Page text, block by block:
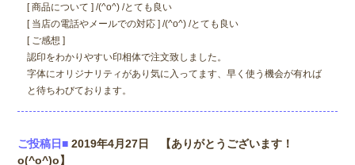
[ 商品について ] /(^o^) /とても良い
[ 当店の電話やメールでの対応 ] /(^o^) /とても良い
[ ご感想 ]
認印をわかりやすい印相体で注文致しました。
字体にオリジナリティがあり気に入ってます、早く使う機会が有れば
と待ちわびております。
ご投稿日■ 2019年4月27日 【ありがとうございます！
o(^o^)o】